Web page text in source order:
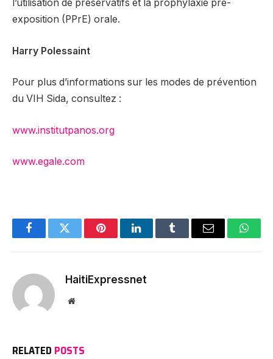
l’utilisation de préservatifs et la prophylaxie pré-
exposition (PPrE) orale.
Harry Polessaint
Pour plus d’informations sur les modes de prévention
du VIH Sida, consultez :
www.institutpanos.org
www.egale.com
FacebookTwitter PinterestLinkedInTumblr Email
HaitiExpressnet
Website
RELATED POSTS